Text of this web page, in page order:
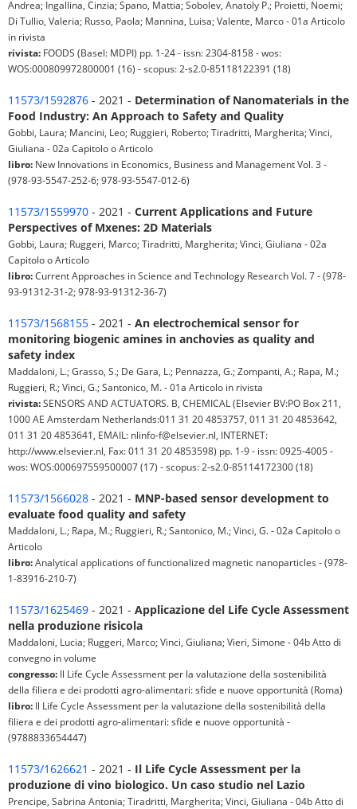
Andrea; Ingallina, Cinzia; Spano, Mattia; Sobolev, Anatoly P.; Proietti, Noemi;
Di Tullio, Valeria; Russo, Paola; Mannina, Luisa; Valente, Marco - 01a Articolo
in rivista
rivista: FOODS (Basel: MDPI) pp. 1-24 - issn: 2304-8158 - wos:
WOS:000809972800001 (16) - scopus: 2-s2.0-85118122391 (18)
11573/1592876 - 2021 - Determination of Nanomaterials in the
Food Industry: An Approach to Safety and Quality
Gobbi, Laura; Mancini, Leo; Ruggieri, Roberto; Tiradritti, Margherita; Vinci,
Giuliana - 02a Capitolo o Articolo
libro: New Innovations in Economics, Business and Management Vol. 3 -
(978-93-5547-252-6; 978-93-5547-012-6)
11573/1559970 - 2021 - Current Applications and Future
Perspectives of Mxenes: 2D Materials
Gobbi, Laura; Ruggeri, Marco; Tiradritti, Margherita; Vinci, Giuliana - 02a
Capitolo o Articolo
libro:Current Approaches in Science and Technology Research Vol. 7 - (978-
93-91312-31-2; 978-93-91312-36-7)
11573/1568155 - 2021 - An electrochemical sensor for
monitoring biogenic amines in anchovies as quality and
safety index
Maddaloni, L.; Grasso, S.; De Gara, L.; Pennazza, G.; Zompanti, A.; Rapa, M.;
Ruggieri, R.; Vinci, G.; Santonico, M. - 01a Articolo in rivista
rivista:SENSORS AND ACTUATORS. B, CHEMICAL (Elsevier BV:PO Box 211,
1000 AE Amsterdam Netherlands:011 31 20 4853757, 011 31 20 4853642,
011 31 20 4853641, EMAIL: nlinfo-f@elsevier.nl, INTERNET:
http://www.elsevier.nl, Fax: 011 31 20 4853598) pp. 1-9 - issn: 0925-4005 -
wos: WOS:000697559500007 (17) - scopus: 2-s2.0-85114172300 (18)
11573/1566028 - 2021 - MNP-based sensor development to
evaluate food quality and safety
Maddaloni, L.; Rapa, M.; Ruggieri, R.; Santonico, M.; Vinci, G. - 02a Capitolo o
Articolo
libro:Analytical applications of functionalized magnetic nanoparticles - (978-
1-83916-210-7)
11573/1625469 - 2021 - Applicazione del Life Cycle Assessment
nella produzione risicola
Maddaloni, Lucia; Ruggeri, Marco; Vinci, Giuliana; Vieri, Simone - 04b Atto di
convegno in volume
congresso: Il Life Cycle Assessment per la valutazione della sostenibilità
della filiera e dei prodotti agro-alimentari: sfide e nuove opportunità (Roma)
libro: Il Life Cycle Assessment per la valutazione della sostenibilità della
filiera e dei prodotti agro-alimentari: sfide e nuove opportunità -
(9788833654447)
11573/1626621 - 2021 - Il Life Cycle Assessment per la
produzione di vino biologico. Un caso studio nel Lazio
Prencipe, Sabrina Antonia; Tiradritti, Margherita; Vinci, Giuliana - 04b Atto di